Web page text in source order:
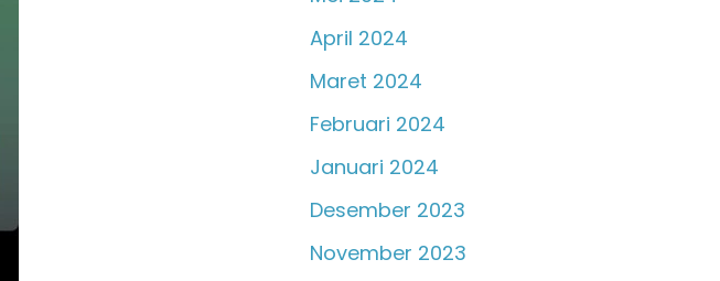
April 2024
Maret 2024
Februari 2024
Januari 2024
Desember 2023
November 2023